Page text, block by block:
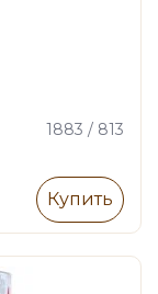
1883 / 813
Купить